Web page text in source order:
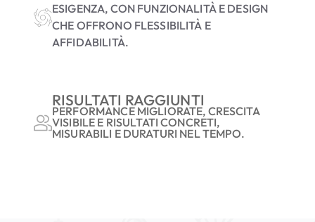
ESIGENZA, CON FUNZIONALITÀ E DESIGN
CHE OFFRONO FLESSIBILITÀ E
AFFIDABILITÀ.
RISULTATI RAGGIUNTI
PERFORMANCE MIGLIORATE, CRESCITA
VISIBILE E RISULTATI CONCRETI,
MISURABILI E DURATURI NEL TEMPO.